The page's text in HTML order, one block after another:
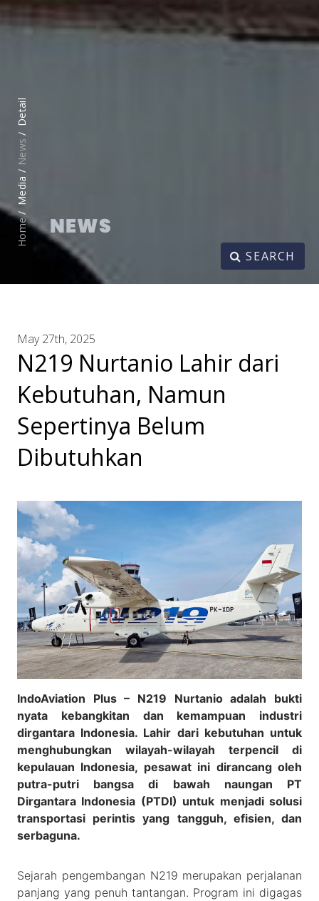
NEWS
SEARCH
Home
Media /
News
Detail
May 27th, 2025
N219 Nurtanio Lahir dari
Kebutuhan, Namun
Sepertinya Belum
Dibutuhkan
IndoAviation Plus – N219 Nurtanio adalah bukti
nyata kebangkitan dan kemampuan industri
dirgantara Indonesia. Lahir dari kebutuhan untuk
menghubungkan wilayah-wilayah terpencil di
kepulauan Indonesia, pesawat ini dirancang oleh
putra-putri bangsa di bawah naungan PT
Dirgantara Indonesia (PTDI) untuk menjadi solusi
transportasi perintis yang tangguh, efisien, dan
serbaguna.
Sejarah pengembangan N219 merupakan perjalanan
panjang yang penuh tantangan. Program ini digagas